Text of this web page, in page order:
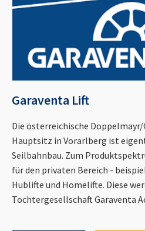
Garaventa Lift
Die österreichische
Hauptsitz in Vorarlberg ist
Seilbahnbau. Zum
für den privaten Bereich -
Hublifte und Homelifte. Diese
Tochtergesellschaft Garaventa